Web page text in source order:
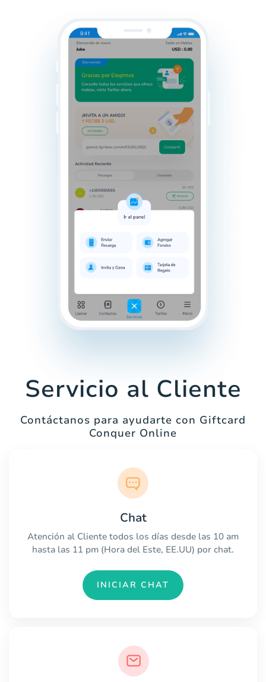
Servicio al Cliente
Contáctanos para ayudarte con Giftcard
Conquer Online
Chat
Atención al Cliente todos los días desde las 10 am
hasta las 11 pm (Hora del Este, EE.UU) por chat.
INICIAR CHAT